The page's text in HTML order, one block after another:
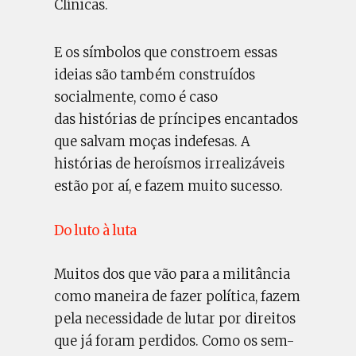
Clínicas.
E os símbolos que constroem essas
ideias são também construídos
socialmente, como é caso
das histórias de príncipes encantados
que salvam moças indefesas. A
histórias de heroísmos irrealizáveis
estão por aí, e fazem muito sucesso.
Do luto à luta
Muitos dos que vão para a militância
como maneira de fazer política, fazem
pela necessidade de lutar por direitos
que já foram perdidos. Como os sem-